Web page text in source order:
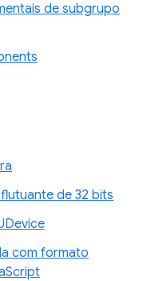
de subgrupo
de 32 bits
com formato